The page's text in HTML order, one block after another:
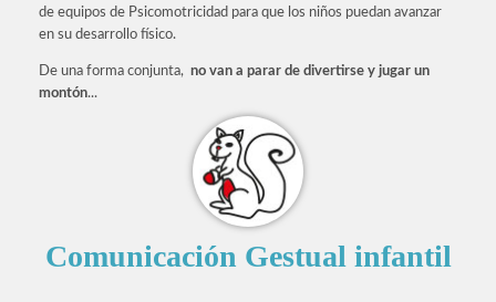
de equipos de Psicomotricidad para que los niños puedan avanzar
en su desarrollo físico.
De una forma conjunta, no van a parar de divertirse y jugar un
montón...
Comunicación Gestual infantil